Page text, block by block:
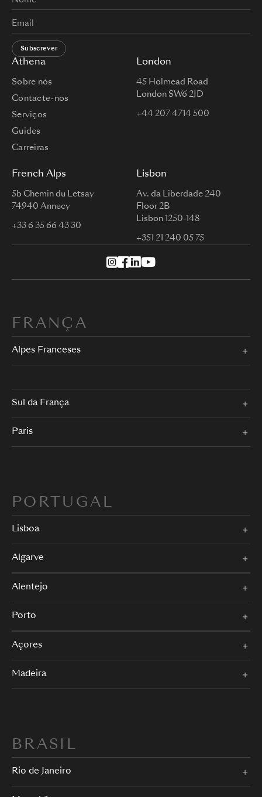
Athena
Sobre nós
Contacte-nos
Serviços
Guides
Carreiras
London
45 Holmead Road
London SW6 2JD
+44 207 4714 500
French Alps
5b Chemin du Letsay
74940 Annecy
+33 6 35 66 43 30
Lisbon
Av. da Liberdade 240
Floor 2B
Lisbon 1250-148
+351 21 240 05 75
Subscrever
FRANÇA
Alpes Franceses
Sul da França
Paris
PORTUGAL
Lisboa
Algarve
Alentejo
Porto
Açores
Madeira
BRASIL
Rio de Janeiro